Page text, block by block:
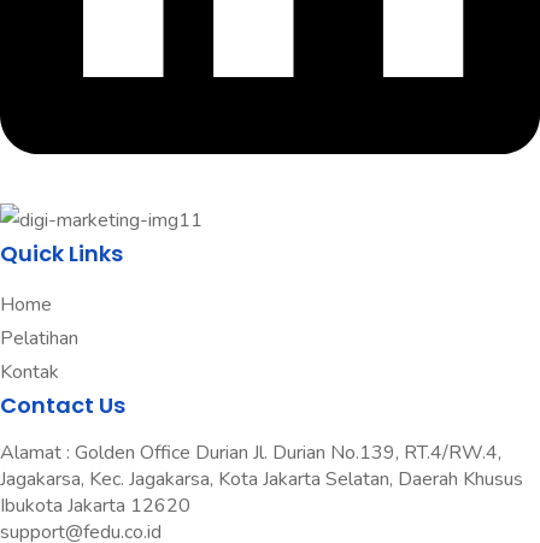
Quick Links
Home
Pelatihan
Kontak
Contact Us
Alamat : Golden Office Durian Jl. Durian No.139, RT.4/RW.4,
Jagakarsa, Kec. Jagakarsa, Kota Jakarta Selatan, Daerah Khusus
Ibukota Jakarta 12620
support@fedu.co.id